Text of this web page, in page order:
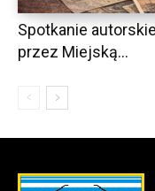
Spotkanie
przez Miejską...